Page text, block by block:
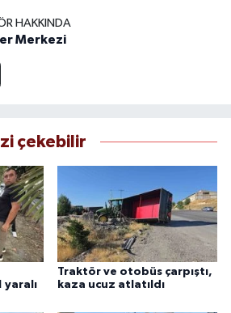
HAKKINDA
Merkezi
çekebilir
yaralı
Traktör ve otobüs çarpıştı,
kaza ucuz atlatıldı